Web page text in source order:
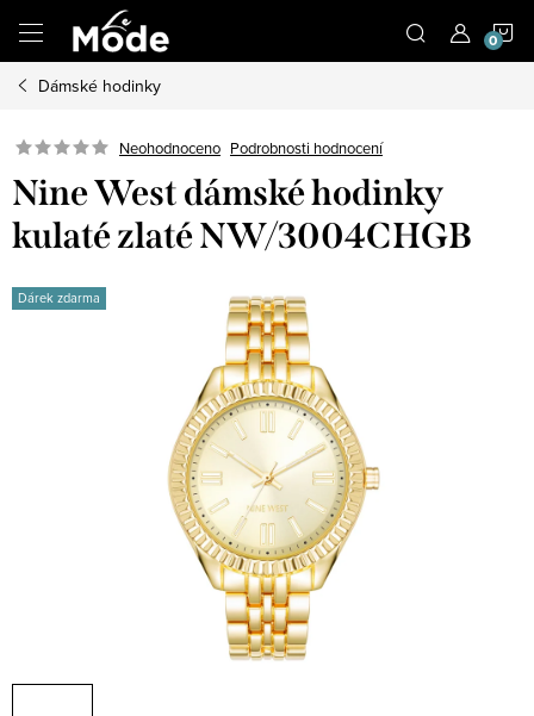
obsah
Dámské hodinky
Neohodnoceno Podrobnosti hodnocení
Nine West dámské hodinky
kulaté zlaté NW/3004CHGB
Dárek zdarma